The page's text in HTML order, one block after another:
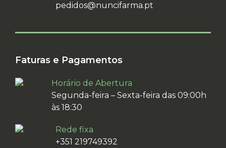
pedidos@nuncifarma.pt
Faturas e Pagamentos
Horário de Abertura
Segunda-feira – Sexta-feira das 09:00h
às 18:30
Rede fixa
+351 219749392